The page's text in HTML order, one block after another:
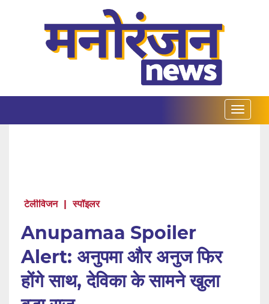
टेलीविजन | स्पॉइलर
Anupamaa Spoiler
Alert: अनुपमा और अनुज फिर
होंगे साथ, देविका के सामने खुला